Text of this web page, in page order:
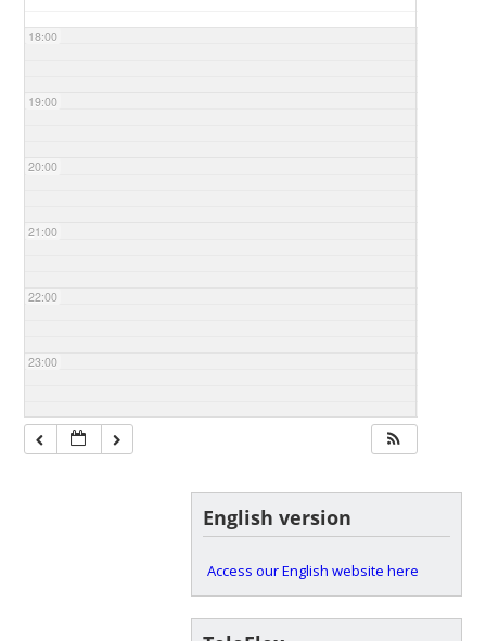
18:00
19:00
20:00
21:00
22:00
23:00
English version
Access our English website here